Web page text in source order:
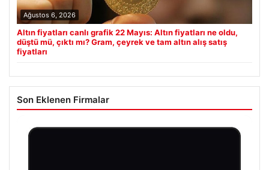
Ağustos 6, 2026
Altın fiyatları canlı grafik 22 Mayıs: Altın fiyatları ne oldu,
düştü mü, çıktı mı? Gram, çeyrek ve tam altın alış satış
fiyatları
Son Eklenen Firmalar